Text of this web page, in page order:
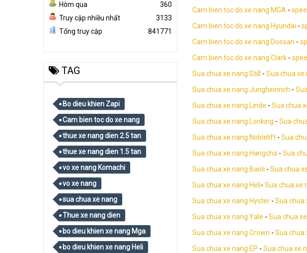
Cam bien toc do xe nang MGA -
Cam bien toc do xe nang Hyundai -
Cam bien toc do xe nang Doosan -
Cam bien toc do xe nang Clark -
Sua chua xe nang Still - Sua chua xe
Sua chua xe nang Jungheinrich -
Sua chua xe nang Linde - Sua chua
Sua chua xe nang Lonking - Sua
Sua chua xe nang Noblelift - Sua
Sua chua xe nang Hangcha - Sua
Sua chua xe nang Baoli - Sua chua
Sua chua xe nang Heli- Sua chua xe
Sua chua xe nang Hyster - Sua chua
Sua chua xe nang Yale - Sua chua
Sua chua xe nang Crown - Sua chua
Sua chua xe nang EP - Sua chua xe
Hôm qua
360
Truy cập nhiều nhất
3133
Tổng truy cập
841771
TAG
Bo dieu khien Zapi
Cam bien toc do xe nang
thue xe nang dien 2.5 tan
thue xe nang dien 1.5 tan
vo xe nang Komachi
vo xe nang
sua chua xe nang
Thue xe nang dien
bo dieu khien xe nang Mga
bo dieu khien xe nang Heli